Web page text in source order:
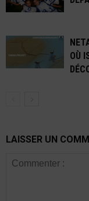
OÙ
LAISSER UN